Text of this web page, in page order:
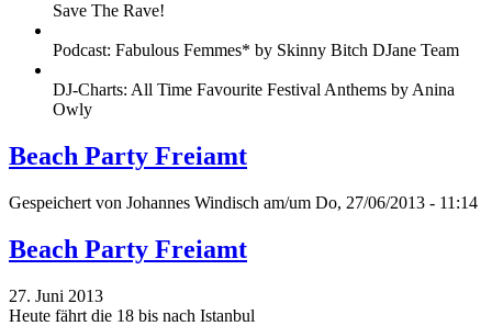
Save The Rave!
Podcast: Fabulous Femmes* by Skinny Bitch DJane Team
DJ-Charts: All Time Favourite Festival Anthems by Anina
Owly
Beach Party Freiamt
Gespeichert von Johannes Windisch am/um Do, 27/06/2013 - 11:14
Beach Party Freiamt
27. Juni 2013
Heute fährt die 18 bis nach Istanbul